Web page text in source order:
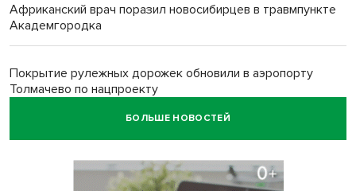
Африканский врач поразил новосибирцев в травмпункте
Академгородка
Покрытие рулежных дорожек обновили в аэропорту
Толмачево по нацпроекту
В Новосибирске зафиксирован рост заболеваемости
БОЛЬШЕ НОВОСТЕЙ